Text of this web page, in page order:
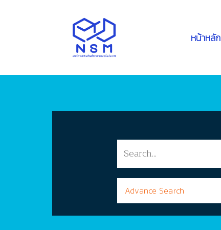
หน้าหลัก
Advance Search